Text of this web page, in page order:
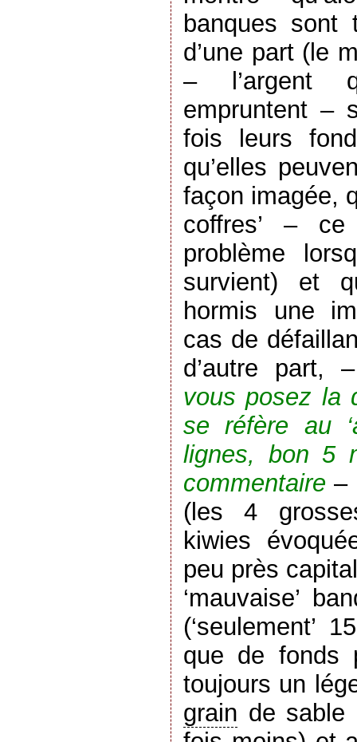
banques sont
d’une part (le
– l’argent
empruntent –
fois leurs
qu’elles
façon imagée,
coffres’ –
problème
survient) et
hormis une
cas de
d’autre part,
vous posez la
se réfère au
lignes, bon 5
commentaire –
(les 4
kiwies
peu près
‘mauvaise’
(‘seulement’
que de fonds
toujours un
grain de sable